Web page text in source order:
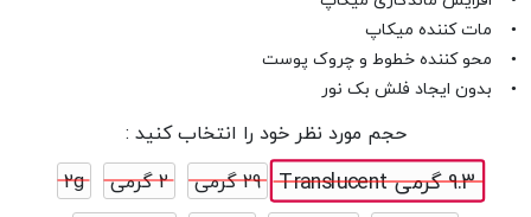
• مات کننده میکاپ
• محو کننده خطوط و چروک پوست
• بدون ایجاد فلش بک نور
حجم مورد نظر خود را انتخاب کنید :
9.3 گرمی Translucent 29 گرمی 2 گرمی
2g